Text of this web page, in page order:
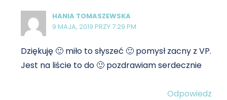
HANIA TOMASZEWSKA
9 MAJA, 2019 PRZY 7:29 PM
Dziękuję 🙂 miło to słyszeć 🙂 pomysł zacny z VP.
Jest na liście to do 🙂 pozdrawiam serdecznie
Odpowiedz